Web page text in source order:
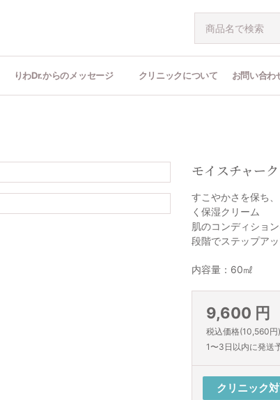
りわDr.からのメッセージ クリニックについて お問い合わ
モイスチャー
すこやかさを保ち
く保湿クリーム
肌のコンディショ
段階でステップアッ
内容量：60㎖
9,600 円
税込価格(10,560円
1〜3日以内に発送
クリニック